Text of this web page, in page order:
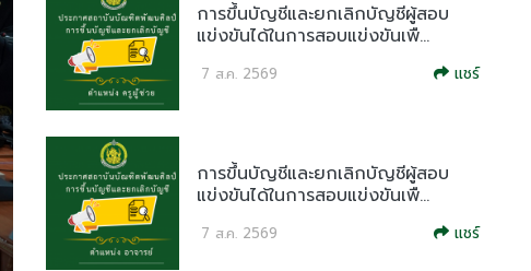
การขึ้นบัญชีและยกเลิกบัญชีผู้สอบ
แข่งขันได้ในการสอบแข่งขันเพื...
7 ส.ค. 2569 แชร์
การขึ้นบัญชีและยกเลิกบัญชีผู้สอบ
แข่งขันได้ในการสอบแข่งขันเพื...
7 ส.ค. 2569 แชร์